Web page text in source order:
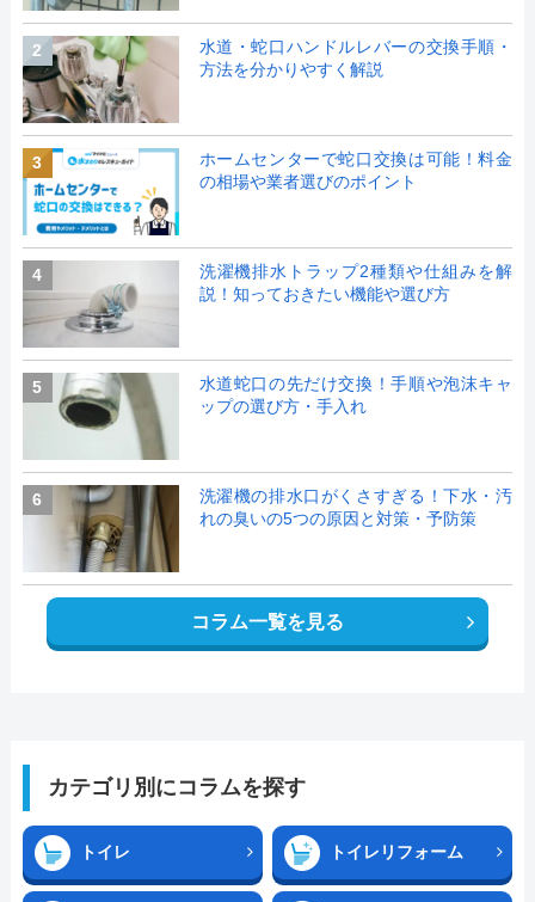
2
水道・蛇口ハンドルレバーの交換手順・
方法を分かりやすく解説
3
ホームセンターで蛇口交換は可能！料金
の相場や業者選びのポイント
4
洗濯機排水トラップ2種類や仕組みを解
説！知っておきたい機能や選び方
5
水道蛇口の先だけ交換！手順や泡沫キャ
ップの選び方・手入れ
6
洗濯機の排水口がくさすぎる！下水・汚
れの臭いの5つの原因と対策・予防策
コラム一覧を見る
カテゴリ別にコラムを探す
トイレ トイレリフォーム